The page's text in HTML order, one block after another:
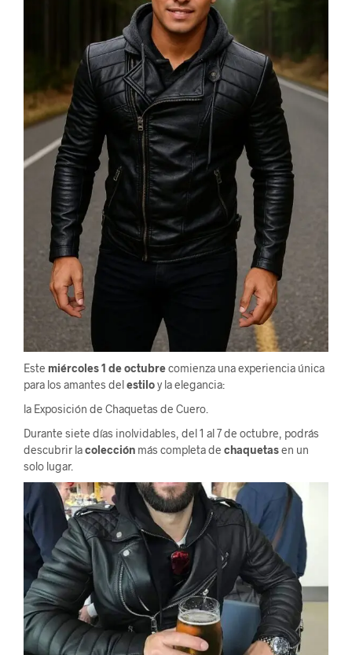
Este miércoles 1 de octubrecomienza una experiencia única
para los amantes delestiloy la elegancia:
la Exposición de Chaquetas de Cuero.
Durante siete días inolvidables, del 1 al 7 de octubre, podrás
descubrir lacolección más completa de chaquetasen un
solo lugar.